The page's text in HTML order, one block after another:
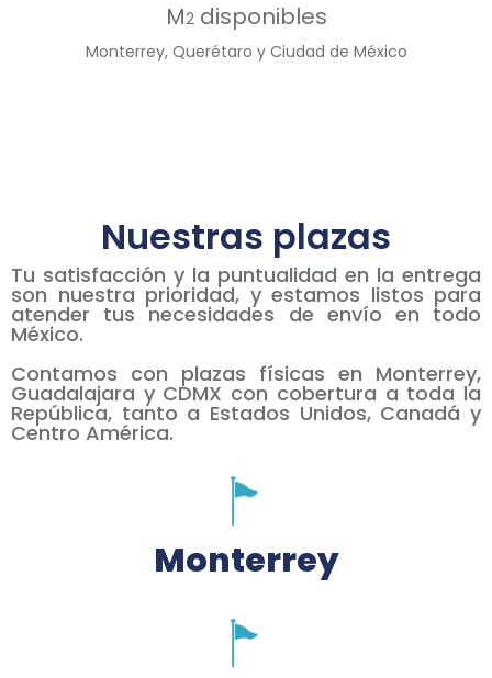
M2disponibles
Monterrey, Querétaro y Ciudad de México
Nuestras plazas
Tu satisfacción y la puntualidad en la entrega
son nuestra prioridad, y estamos listos para
atender tus necesidades de envío en todo
México.
Contamos con plazas físicas en Monterrey,
Guadalajara y CDMX con cobertura a toda la
República, tanto a Estados Unidos, Canadá y
Centro América.
Monterrey